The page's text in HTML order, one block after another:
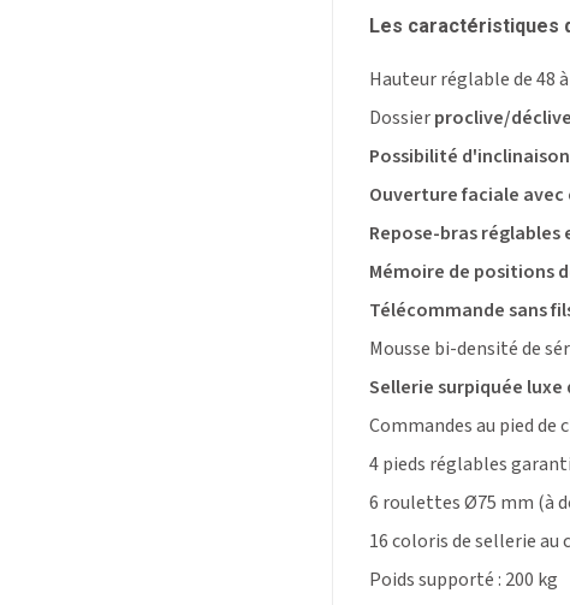
Les caractéristiques
Hauteur réglable de 48
Dossierproclive/déclive
Possibilité
Ouverture faciale
Repose-bras réglables
Mémoire de positions
Télécommande sans
Mousse bi-densité de
Sellerie surpiquée luxe
Commandes au pied de
4 pieds réglables
6 roulettes Ø75 mm (à
16 coloris de sellerie au
Poids supporté : 200 kg